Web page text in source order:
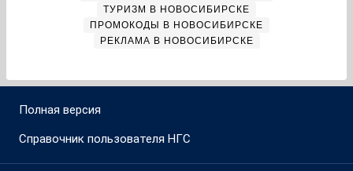
ТУРИЗМ В НОВОСИБИРСКЕ
ПРОМОКОДЫ В НОВОСИБИРСКЕ
РЕКЛАМА В НОВОСИБИРСКЕ
Полная версия
Справочник пользователя НГС